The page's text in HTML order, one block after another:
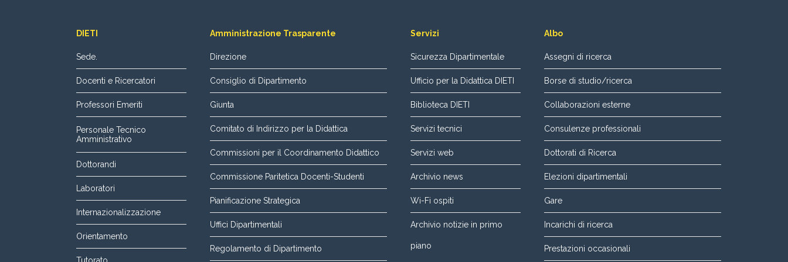
DIETI
Sede.
Docenti e Ricercatori
Professori Emeriti
Personale Tecnico
Amministrativo
Dottorandi
Laboratori
Internazionalizzazione
Orientamento
Tutorato
Amministrazione Trasparente
Direzione
Consiglio di Dipartimento
Giunta
Comitato di Indirizzo per la Didattica
Commissioni per il Coordinamento Didattico
Commissione Paritetica Docenti-Studenti
Pianificazione Strategica
Uffici Dipartimentali
Regolamento di Dipartimento
Servizi
Sicurezza Dipartimentale
Ufficio per la Didattica DIETI
Biblioteca DIETI
Servizi tecnici
Servizi web
Archivio news
Wi-Fi ospiti
Archivio notizie in primo
piano
Albo
Assegni di ricerca
Borse di studio/ricerca
Collaborazioni esterne
Consulenze professionali
Dottorati di Ricerca
Elezioni dipartimentali
Gare
Incarichi di ricerca
Prestazioni occasionali